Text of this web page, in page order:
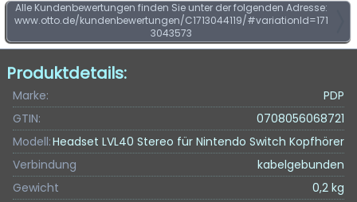
Alle Kundenbewertungen finden Sie unter der folgenden Adresse:
www.otto.de/kundenbewertungen/C1713044119/#variationId=171
3043573
Produktdetails:
Marke:
PDP
GTIN:
0708056068721
Modell:Headset LVL40 Stereo für Nintendo Switch Kopfhörer
Verbindung
kabelgebunden
Gewicht
0,2 kg